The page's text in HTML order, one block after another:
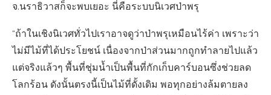
จ.นราธิวาสก็จะพบเยอะ นี่คือระบบนิเวศป่าพรุ
“ถ้าในเชิงนิเวศทั่วไปเราอาจดูว่าป่าพรุเหมือนไร้ค่า เพราะว่า
ไม่มีไม้ที่ได้ประโยชน์ เนื่องจากป่าส่วนมากถูกทำลายไปแล้ว
แต่จริงแล้วๆ พื้นที่ชุ่มน้ำเป็นพื้นที่กักเก็บคาร์บอนซึ่งช่วยลด
โลกร้อน ดังนั้นตรงนี้เป็นไม้ที่ดั้งเดิม พอทุกอย่างล้มตายลง